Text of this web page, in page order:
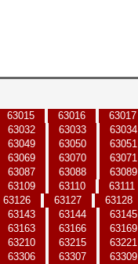
63015 63016 63017
63032 63033 63034
63049 63050 63051
63069 63070 63071
63087 63088 63089
63109 63110 63111
63126 63127 63128
63143 63144 63145
63163 63166 63169
63210 63215 63221
63306 63307 63309